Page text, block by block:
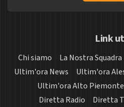
Link
Chi siamo La Nostra Squadra
Ultim'ora News
Ultim'ora
Ultim'ora Alto Piemonte
Diretta Radio
Diretta